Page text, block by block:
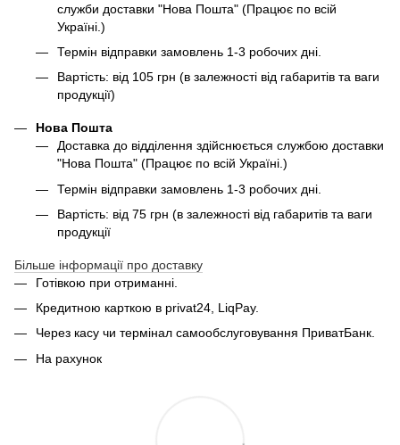
служби доставки "Нова Пошта" (Працює по всій
Україні.)
Термін відправки замовлень 1-3 робочих дні.
Вартість: від 105 грн (в залежності від габаритів та ваги
продукції)
Нова Пошта
Доставка до відділення здійснюється службою доставки
"Нова Пошта" (Працює по всій Україні.)
Термін відправки замовлень 1-3 робочих дні.
Вартість: від 75 грн (в залежності від габаритів та ваги
продукції
Більше інформації про доставку
Готівкою при отриманні.
Кредитною карткою в privat24, LiqPay.
Через касу чи термінал самообслуговування ПриватБанк.
На рахунок